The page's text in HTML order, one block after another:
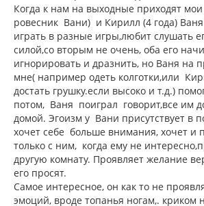
Когда к нам на выходные приходят
ровесник Вани) и Кирилл (4 года)
играть в разные игры,любит слушать
силой,со вторым не очень, оба его
игнорировать и дразнить, но Ваня на
мне( например одеть колготки,или
достать грушку.если высоко и т.д.)
потом, Ваня поиграл говорит,все им
домой. Эгоизм у Вани присутствует в
хочет себе больше внимания, хочет и
только с ним, когда ему не
другую комнату. Проявляет желание
его просят.
Самое интересное, он как то не
эмоций, вроде топанья ногам,. криком